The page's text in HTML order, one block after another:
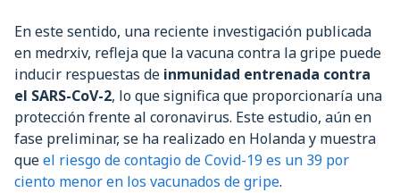
En este sentido, una reciente investigación publicada
en medrxiv, refleja que la vacuna contra la gripe puede
inducir respuestas de inmunidad entrenada contra
el SARS-CoV-2, lo que significa que proporcionaría una
protección frente al coronavirus. Este estudio, aún en
fase preliminar, se ha realizado en Holanda y muestra
queel riesgo de contagio de Covid-19 es un 39 por
ciento menor en los vacunados de gripe.